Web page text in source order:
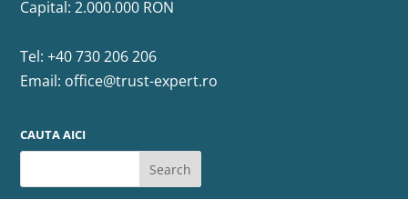
Capital: 2.000.000 RON
Tel:+40 730 206 206
Email: office@trust-expert.ro
CAUTA AICI